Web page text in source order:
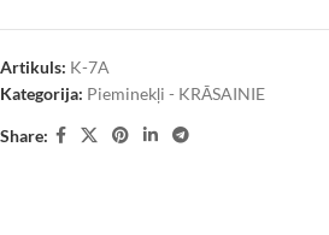
Artikuls: K-7A
Kategorija: Pieminekļi - KRĀSAINIE
Share: